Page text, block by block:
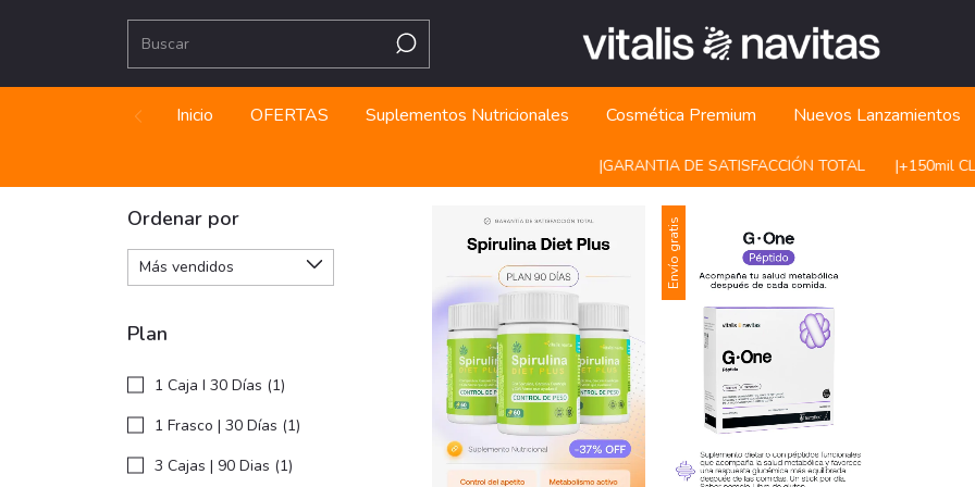
Inicio OFERTAS Suplementos Nutricionales Cosmética Premium Nuevos Lanzamientos
|ㅤㅤGARANTIA DE SATISFACCIÓN TOTAL |ㅤㅤ+150mil
Ordenar por
Plan
1 Caja I 30 Días (1)
1 Frasco | 30 Días (1)
3 Cajas | 90 Dias (1)
Envío gratis